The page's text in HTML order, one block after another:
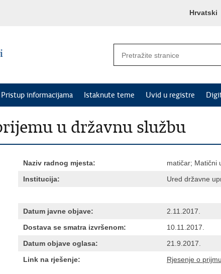
Hrvatski
Pristup informacijama Istaknute teme Uvid u registre
u državnu službu
Naziv radnog mjesta:
matičar; Matični
Institucija:
Ured državne
Datum javne objave:
2.11.2017.
Dostava se smatra izvršenom:
10.11.2017.
Datum objave oglasa:
21.9.2017.
Link na rješenje:
Rjesenje o prijmu